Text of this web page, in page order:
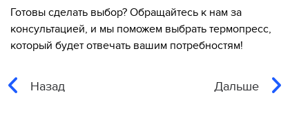
Готовы сделать выбор? Обращайтесь к нам за
консультацией, и мы поможем выбрать термопресс,
который будет отвечать вашим потребностям!
Назад Дальше